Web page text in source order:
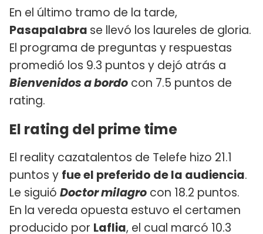
En el último tramo de la tarde,
Pasapalabra se llevó los laureles de gloria.
El programa de preguntas y respuestas
promedió los 9.3 puntos y dejó atrás a
Bienvenidos a bordo con 7.5 puntos de
rating.
El rating del prime time
El reality cazatalentos de Telefe hizo 21.1
puntos y fue el preferido de la audiencia.
Le siguió Doctor milagro con 18.2 puntos.
En la vereda opuesta estuvo el certamen
producido por Laflia, el cual marcó 10.3